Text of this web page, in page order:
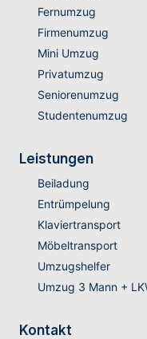
Fernumzug
Firmenumzug
Mini Umzug
Privatumzug
Seniorenumzug
Studentenumzug
Leistungen
Beiladung
Entrümpelung
Klaviertransport
Möbeltransport
Umzugshelfer
Umzug 3 Mann +
Kontakt